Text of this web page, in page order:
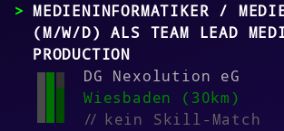
MEDIENINFORMATIKER /
(M/W/D) ALS TEAM LEAD
PRODUCTION
DG Nexolution eG
Wiesbaden (30km)
//kein Skill-Match